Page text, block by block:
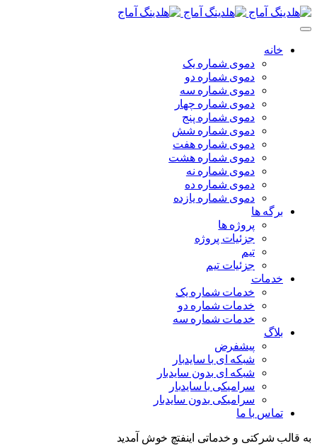
خانه
دموی شماره یک
دموی شماره دو
دموی شماره سه
دموی شماره چهار
دموی شماره پنج
دموی شماره شش
دموی شماره هفت
دموی شماره هشت
دموی شماره نه
دموی شماره ده
دموی شماره یازده
برگه ها
پروژه ها
جزئیات پروژه
تیم
جزئیات تیم
خدمات
خدمات شماره یک
خدمات شماره دو
خدمات شماره سه
بلاگ
پیشفرض
شبکه ای با سایدبار
شبکه ای بدون سایدبار
سرامیکی با سایدبار
سرامیکی بدون سایدبار
تماس با ما
به قالب شرکتی و خدماتی اینفتچ خوش آمدید